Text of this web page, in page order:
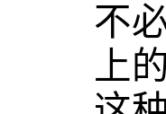
不
上